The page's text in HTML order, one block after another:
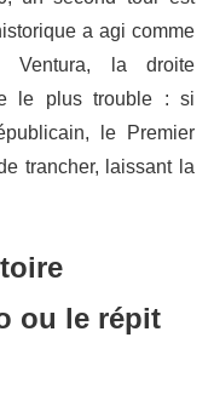
a agi comme
Ventura, la droite
le plus trouble : si
le Premier
trancher, laissant la
ou le répit